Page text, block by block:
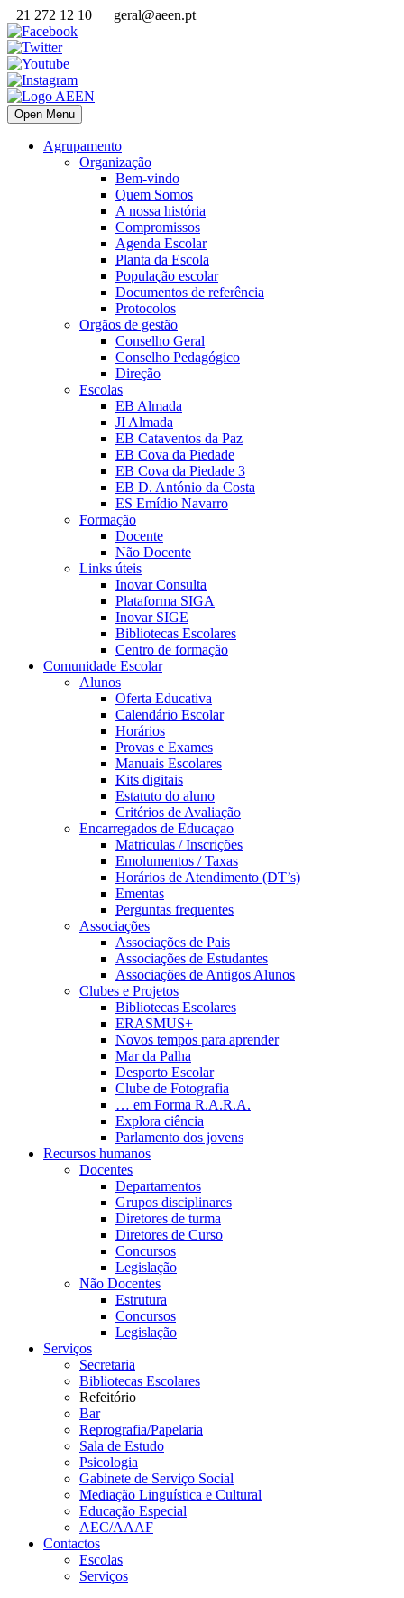
21 272 12 10 geral@aeen.pt
Open Menu
Agrupamento
Organização
Bem-vindo
Quem Somos
A nossa história
Compromissos
Agenda Escolar
Planta da Escola
População escolar
Documentos de referência
Protocolos
Orgãos de gestão
Conselho Geral
Conselho Pedagógico
Direção
Escolas
EB Almada
JI Almada
EB Cataventos da Paz
EB Cova da Piedade
EB Cova da Piedade 3
EB D. António da Costa
ES Emídio Navarro
Formação
Docente
Não Docente
Links úteis
Inovar Consulta
Plataforma SIGA
Inovar SIGE
Bibliotecas Escolares
Centro de formação
Comunidade Escolar
Alunos
Oferta Educativa
Calendário Escolar
Horários
Provas e Exames
Manuais Escolares
Kits digitais
Estatuto do aluno
Critérios de Avaliação
Encarregados de Educaçao
Matriculas / Inscrições
Emolumentos / Taxas
Horários de Atendimento (DT’s)
Ementas
Perguntas frequentes
Associações
Associações de Pais
Associações de Estudantes
Associações de Antigos Alunos
Clubes e Projetos
Bibliotecas Escolares
ERASMUS+
Novos tempos para aprender
Mar da Palha
Desporto Escolar
Clube de Fotografia
… em Forma R.A.R.A.
Explora ciência
Parlamento dos jovens
Recursos humanos
Docentes
Departamentos
Grupos disciplinares
Diretores de turma
Diretores de Curso
Concursos
Legislação
Não Docentes
Estrutura
Concursos
Legislação
Serviços
Secretaria
Bibliotecas Escolares
Refeitório
Bar
Reprografia/Papelaria
Sala de Estudo
Psicologia
Gabinete de Serviço Social
Mediação Linguística e Cultural
Educação Especial
AEC/AAAF
Contactos
Escolas
Serviços